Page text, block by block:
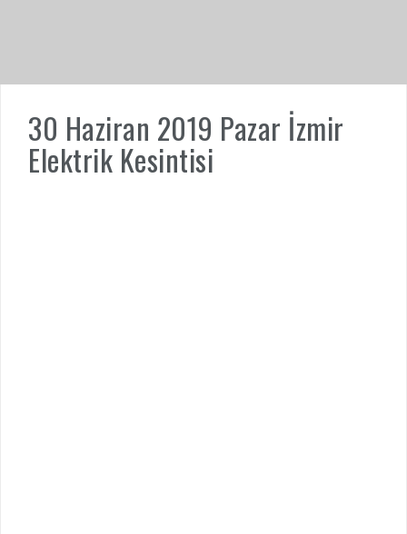
30 Haziran 2019 Pazar İzmir
Elektrik Kesintisi